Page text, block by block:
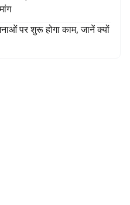
पर शुरू होगा काम, जानें क्यों